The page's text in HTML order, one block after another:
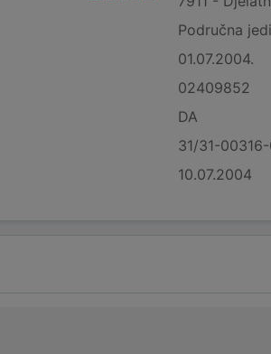
Područna
01.07.2004.
02409852
DA
31/31-
10.07.2004